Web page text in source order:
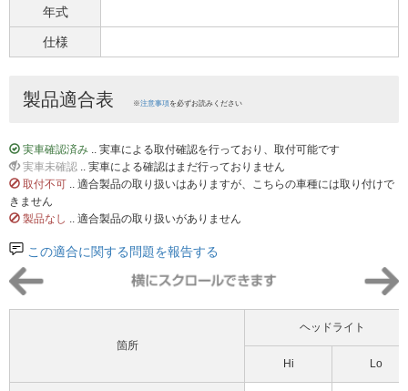
年式
仕様
製品適合表 ※注意事項を必ずお読みください
実車確認済み .. 実車による取付確認を行っており、取付可能です
実車未確認 .. 実車による確認はまだ行っておりません
取付不可 .. 適合製品の取り扱いはありますが、こちらの車種には取り付けで
きません
製品なし .. 適合製品の取り扱いがありません
この適合に関する問題を報告する
箇所
ヘッドライト
Hi Lo